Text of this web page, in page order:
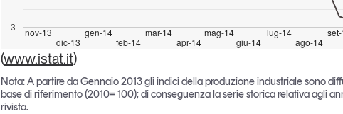
nov-13
dic-13
gen-14
feb-14
mar-14
apr-14
mag-14
giu-14
lug-14
ago-14
-3
(www.istat.it)
Nota: A partire da Gennaio 2013 gli indici della produzione industriale sono
base di riferimento (2010= 100); di conseguenza la serie storica relativa agli
rivista.